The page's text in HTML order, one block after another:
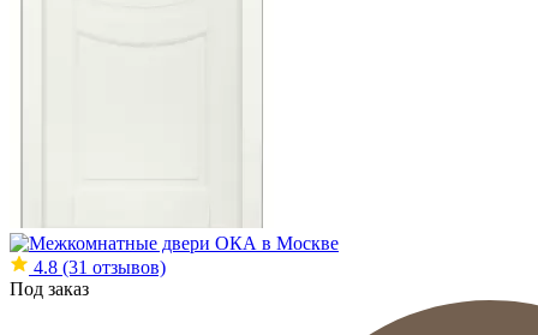
4.8 (31 отзывов)
Под заказ